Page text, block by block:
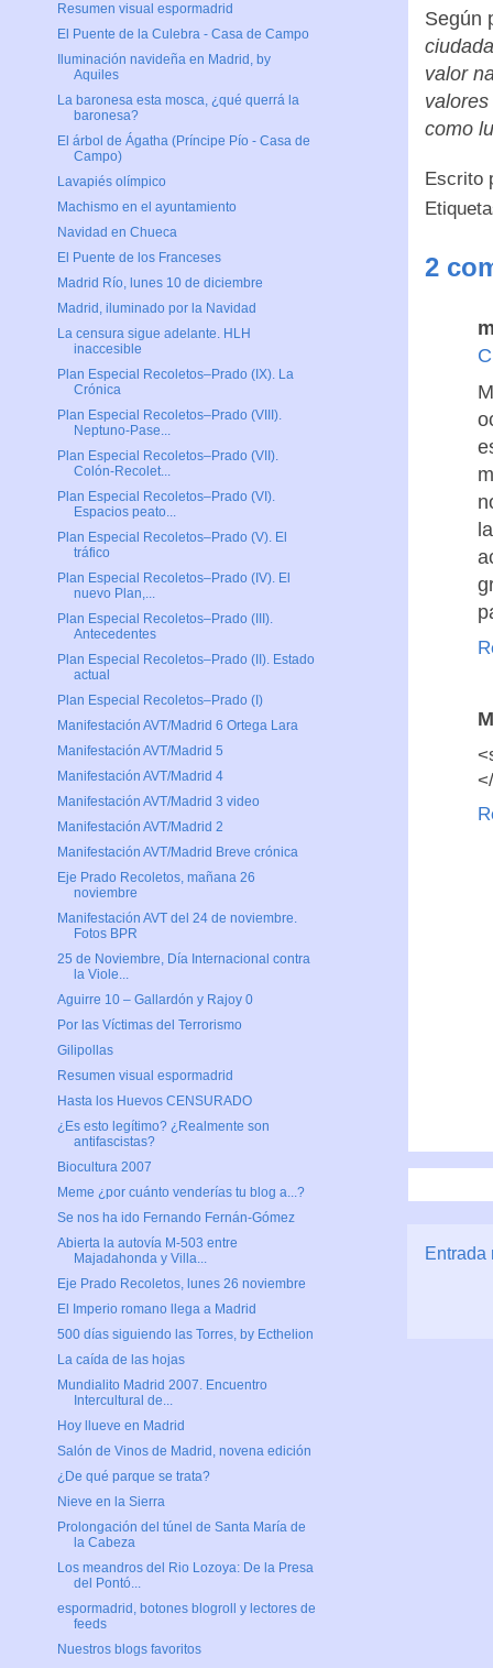
Según
valor
como
Escrito
2
Entrada
Resumen visual espormadrid
El Puente de la Culebra - Casa de Campo
Iluminación navideña en Madrid, by
Aquiles
La baronesa esta mosca, ¿qué querrá la
baronesa?
El árbol de Ágatha (Príncipe Pío - Casa de
Campo)
Lavapiés olímpico
Machismo en el ayuntamiento
Navidad en Chueca
El Puente de los Franceses
Madrid Río, lunes 10 de diciembre
Madrid, iluminado por la Navidad
La censura sigue adelante. HLH
inaccesible
Plan Especial Recoletos–Prado (IX). La
Crónica
Plan Especial Recoletos–Prado (VIII).
Neptuno-Pase...
Plan Especial Recoletos–Prado (VII).
Colón-Recolet...
Plan Especial Recoletos–Prado (VI).
Espacios peato...
Plan Especial Recoletos–Prado (V). El
tráfico
Plan Especial Recoletos–Prado (IV). El
nuevo Plan,...
Plan Especial Recoletos–Prado (III).
Antecedentes
Plan Especial Recoletos–Prado (II). Estado
actual
Plan Especial Recoletos–Prado (I)
Manifestación AVT/Madrid 6 Ortega Lara
Manifestación AVT/Madrid 5
Manifestación AVT/Madrid 4
Manifestación AVT/Madrid 3 video
Manifestación AVT/Madrid 2
Manifestación AVT/Madrid Breve crónica
Eje Prado Recoletos, mañana 26
noviembre
Manifestación AVT del 24 de noviembre.
Fotos BPR
25 de Noviembre, Día Internacional contra
la Viole...
Aguirre 10 – Gallardón y Rajoy 0
Por las Víctimas del Terrorismo
Gilipollas
Resumen visual espormadrid
Hasta los Huevos CENSURADO
¿Es esto legítimo? ¿Realmente son
antifascistas?
Biocultura 2007
Meme ¿por cuánto venderías tu blog a...?
Se nos ha ido Fernando Fernán-Gómez
Abierta la autovía M-503 entre
Majadahonda y Villa...
Eje Prado Recoletos, lunes 26 noviembre
El Imperio romano llega a Madrid
500 días siguiendo las Torres, by Ecthelion
La caída de las hojas
Mundialito Madrid 2007. Encuentro
Intercultural de...
Hoy llueve en Madrid
Salón de Vinos de Madrid, novena edición
¿De qué parque se trata?
Nieve en la Sierra
Prolongación del túnel de Santa María de
la Cabeza
Los meandros del Rio Lozoya: De la Presa
del Pontó...
espormadrid, botones blogroll y lectores de
feeds
Nuestros blogs favoritos